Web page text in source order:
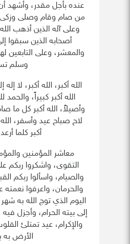
عنده بأجل مقدر، وأشهد
من صام وقام وصلى وزكى
وعلى آله الذين أذهب
أصحابه الذين سبقوا
والمعشر، وعلى التابعين
وسلم
الله أكبر، الله أكبر، لا إله
الله أكبر كبيراً، والحمد
وأصيلاً، الله أكبر كل ما
لاح صباح عيد وأسفر، الله
أكبر كلما
معاشر المؤمنين
التقوى، واشكروا ربكم
والصيام، واسألوا ربكم
والحرمان، واعرفوا نعمته
اليوم الذي توج الله به
إلى بيته الحرام، وأجزل فيه
والإكرام، عيد تمتلئ
الأرض به